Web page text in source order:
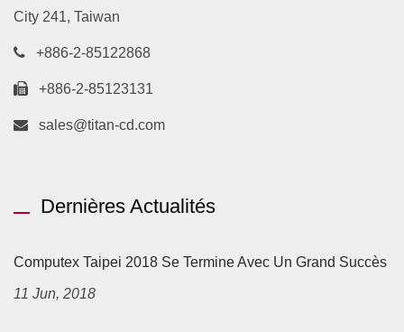
City 241, Taiwan
+886-2-85122868
+886-2-85123131
sales@titan-cd.com
Dernières Actualités
Computex Taipei 2018 Se Termine Avec Un Grand Succès
11 Jun, 2018